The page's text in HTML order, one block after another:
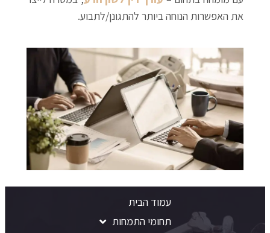
את האפשרות הנוחה ביותר להתגונן/לתבוע.
עמוד הבית
תחומי התמחות